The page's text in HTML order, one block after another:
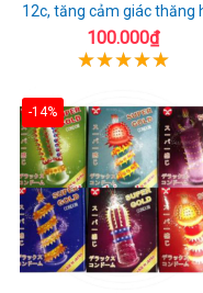
12c, tăng cảm giác thăng
100.000₫
-14%